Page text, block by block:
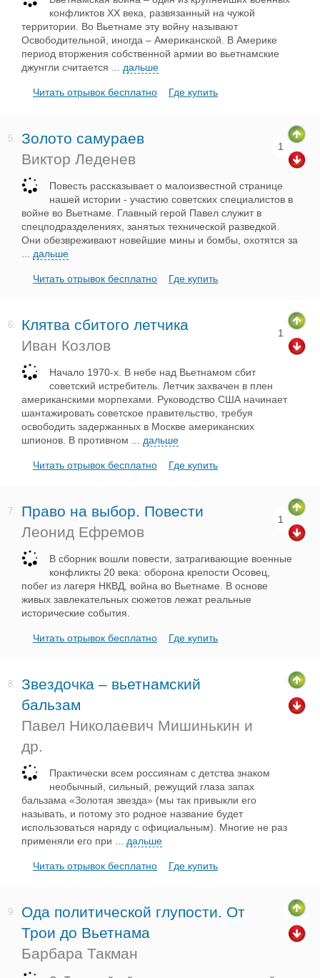
конфликтов XX века, развязанный на чужой
территории. Во Вьетнаме эту войну называют
Освободительной, иногда – Американской. В Америке
период вторжения собственной армии во вьетнамские
джунгли считается
дальше
Читать отрывок бесплатно Где купить
5.
Золото самураев
Виктор Леденев
1
Повесть рассказывает о малоизвестной странице
нашей истории - участию советских специалистов в
войне во Вьетнаме. Главный герой Павел служит в
спецподразделениях, занятых технической разведкой.
Они обезвреживают новейшие мины и бомбы, охотятся за
дальше
Читать отрывок бесплатно Где купить
6.
Клятва сбитого летчика
Иван Козлов
1
Начало 1970-х. В небе над Вьетнамом сбит
советский истребитель. Летчик захвачен в плен
американскими морпехами. Руководство США начинает
шантажировать советское правительство, требуя
освободить задержанных в Москве американских
шпионов. В противном
дальше
Читать отрывок бесплатно Где купить
7.
Право на выбор. Повести
Леонид Ефремов
1
В сборник вошли повести, затрагивающие военные
конфликты 20 века: оборона крепости Осовец,
побег из лагеря НКВД, война во Вьетнаме. В основе
живых завлекательных сюжетов лежат реальные
исторические события.
Читать отрывок бесплатно Где купить
8.
Звездочка – вьетнамский
бальзам
Павел Николаевич Мишинькин и
др.
Практически всем россиянам с детства знаком
необычный, сильный, режущий глаза запах
бальзама «Золотая звезда» (мы так привыкли его
называть, и потому это родное название будет
использоваться наряду с официальным). Многие не раз
применяли его при
дальше
Читать отрывок бесплатно Где купить
9.
Ода политической глупости. От
Трои до Вьетнама
Барбара Такман